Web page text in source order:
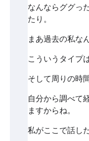
なんならググっ
たり。
まあ過去の私な
こういうタイプ
そして周りの時
自分から調べて
ますからね。
私がここで話し